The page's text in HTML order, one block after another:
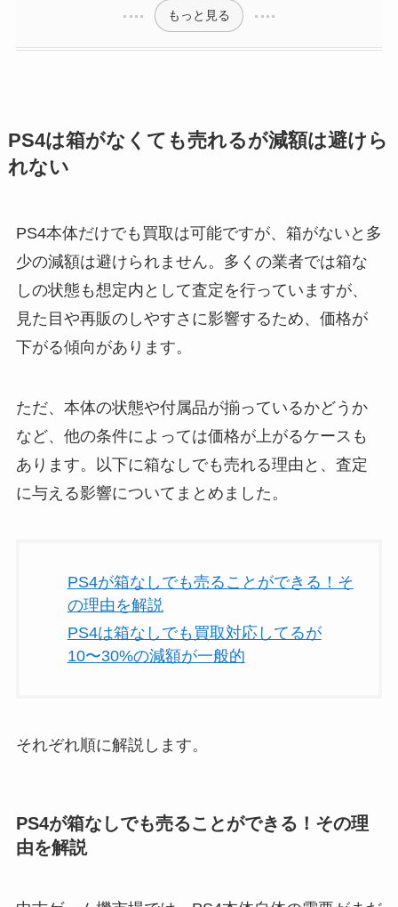
もっと見る
PS4は箱がなくても売れるが減額は避けら
れない
PS4本体だけでも買取は可能ですが、箱がないと多
少の減額は避けられません。多くの業者では箱な
しの状態も想定内として査定を行っていますが、
見た目や再販のしやすさに影響するため、価格が
下がる傾向があります。
ただ、本体の状態や付属品が揃っているかどうか
など、他の条件によっては価格が上がるケースも
あります。以下に箱なしでも売れる理由と、査定
に与える影響についてまとめました。
PS4が箱なしでも売ることができる！そ
の理由を解説
PS4は箱なしでも買取対応してるが
10〜30%の減額が一般的
それぞれ順に解説します。
PS4が箱なしでも売ることができる！その理
由を解説